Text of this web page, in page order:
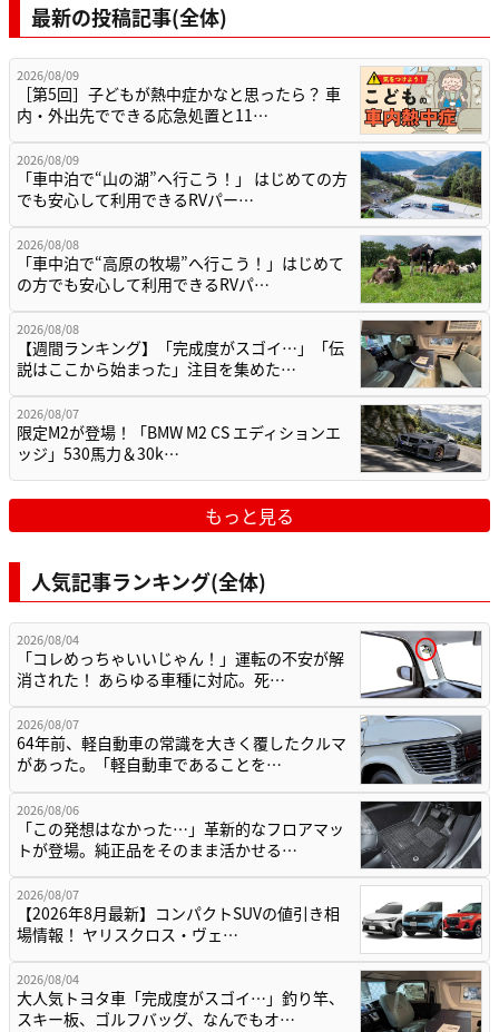
最新の投稿記事(全体)
2026/08/09
［第5回］子どもが熱中症かなと思ったら？ 車
内・外出先でできる応急処置と11…
2026/08/09
「車中泊で“山の湖”へ行こう！」 はじめての方
でも安心して利用できるRVパー…
2026/08/08
「車中泊で“高原の牧場”へ行こう！」はじめて
の方でも安心して利用できるRVパ…
2026/08/08
【週間ランキング】「完成度がスゴイ…」「伝
説はここから始まった」注目を集めた…
2026/08/07
限定M2が登場！「BMW M2 CS エディションエ
ッジ」530馬力＆30k…
もっと見る
人気記事ランキング(全体)
2026/08/04
「コレめっちゃいいじゃん！」運転の不安が解
消された！ あらゆる車種に対応。死…
2026/08/07
64年前、軽自動車の常識を大きく覆したクルマ
があった。「軽自動車であることを…
2026/08/06
「この発想はなかった…」革新的なフロアマッ
トが登場。純正品をそのまま活かせる…
2026/08/07
【2026年8月最新】コンパクトSUVの値引き相
場情報！ ヤリスクロス・ヴェ…
2026/08/04
大人気トヨタ車「完成度がスゴイ…」釣り竿、
スキー板、ゴルフバッグ、なんでもオ…